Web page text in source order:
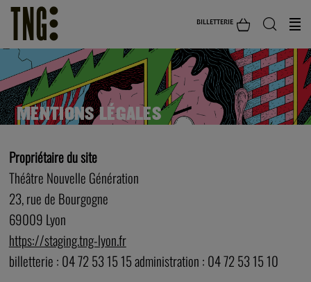
BILLETTERIE
MENTIONS LÉGALES
Propriétaire du site
Théâtre Nouvelle Génération
23, rue de Bourgogne
69009 Lyon
https://staging.tng-lyon.fr
billetterie : 04 72 53 15 15 administration : 04 72 53 15 10